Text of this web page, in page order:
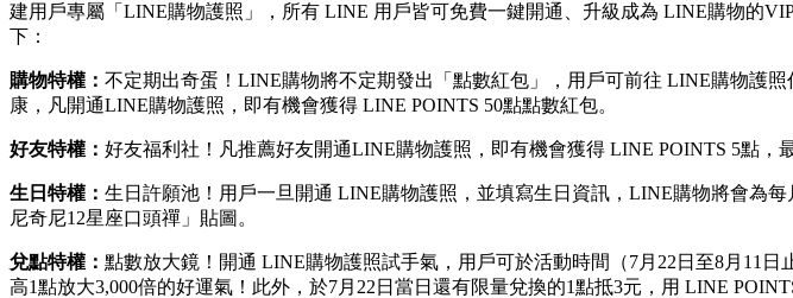
建用戶專屬「LINE購物護照」，所有 LINE 用戶皆可免費一鍵開通、升級成為 LINE購物的
下：
購物特權： 不定期出奇蛋！LINE購物將不定期發出「點數紅包」，用戶可前往 LINE購物護
康，凡開通LINE購物護照，即有機會獲得 LINE POINTS 50點點數紅包。
好友特權： 好友福利社！凡推薦好友開通LINE購物護照，即有機會獲得 LINE POINTS 5點，
生日特權： 生日許願池！用戶一旦開通 LINE購物護照，並填寫生日資訊，LINE購物將會為
尼奇尼12星座口頭禪」貼圖。
兌點特權： 點數放大鏡！開通 LINE購物護照試手氣，用戶可於活動時間（7月22日至8月11
高1點放大3,000倍的好運氣！此外，於7月22日當日還有限量兌換的1點抵3元，用 LINE